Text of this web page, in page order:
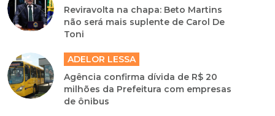
Reviravolta na chapa: Beto Martins
não será mais suplente de Carol De
Toni
ADELOR LESSA
Agência confirma dívida de R$ 20
milhões da Prefeitura com empresas
de ônibus